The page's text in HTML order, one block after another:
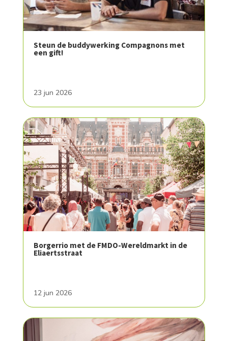
Steun de buddywerking Compagnons met
een gift!
23 jun 2026
Borgerrio met de FMDO-Wereldmarkt in de
Eliaertsstraat
12 jun 2026